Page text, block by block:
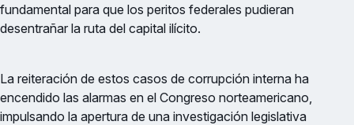
fundamental para que los peritos federales pudieran
desentrañar la ruta del capital ilícito.
La reiteración de estos casos de corrupción interna ha
encendido las alarmas en el Congreso norteamericano,
impulsando la apertura de una investigación legislativa